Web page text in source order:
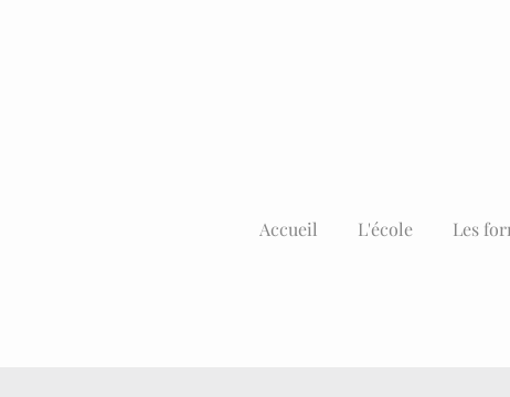
Accueil L'école Les